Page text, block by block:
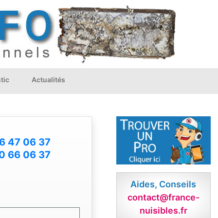
Actualités
47 06 37
66 06 37
Aides, Conseils
contact@france-
nuisibles.fr